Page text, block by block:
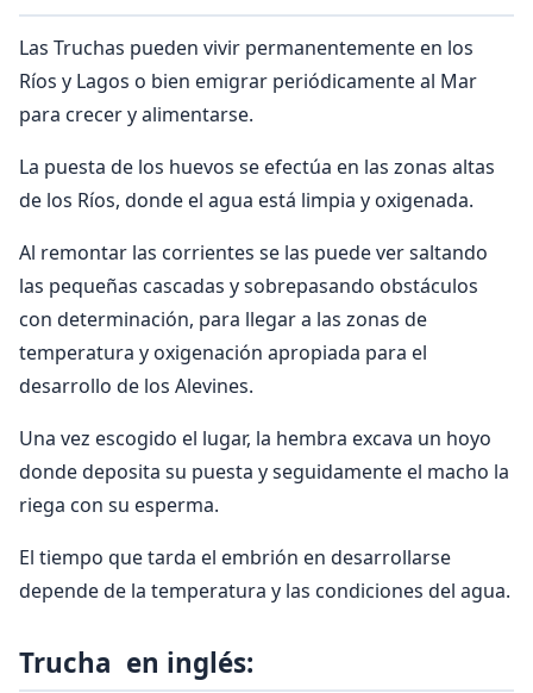
Las Truchas pueden vivir permanentemente en los
Ríos y Lagos o bien emigrar periódicamente al Mar
para crecer y alimentarse.
La puesta de los huevos se efectúa en las zonas altas
de los Ríos, donde el agua está limpia y oxigenada.
Al remontar las corrientes se las puede ver saltando
las pequeñas cascadas y sobrepasando obstáculos
con determinación, para llegar a las zonas de
temperatura y oxigenación apropiada para el
desarrollo de los Alevines.
Una vez escogido el lugar, la hembra excava un hoyo
donde deposita su puesta y seguidamente el macho la
riega con su esperma.
El tiempo que tarda el embrión en desarrollarse
depende de la temperatura y las condiciones del agua.
Trucha en inglés: